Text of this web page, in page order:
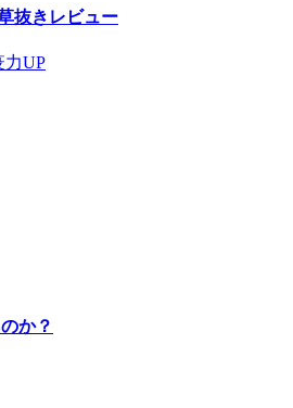
抜きレビュー
か？